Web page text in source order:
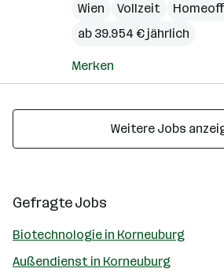
Wien
Vollzeit
ab 39.954 € jährlich
Merken
Weitere Jobs
Gefragte Jobs
Biotechnologie in Korneuburg
Außendienst in Korneuburg